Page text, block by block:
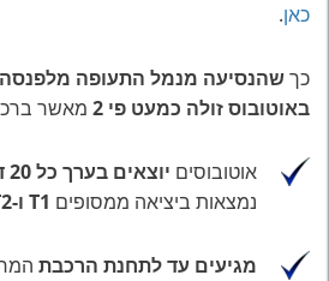
כאן.
כךשהנסיעה מנמל התעופה מלפנסה
באוטובוס זולה כמעט פי 2
מאשר
אוטובוסים יוצאים בערך כל 20 דקות
נמצאות ביציאה ממסופים
מגיעים עד לתחנת הרכבת